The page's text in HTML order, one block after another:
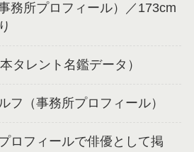
務所プロフィール）／173cm
タレント名鑑データ）
フ（事務所プロフィール）
ロフィールで俳優として掲